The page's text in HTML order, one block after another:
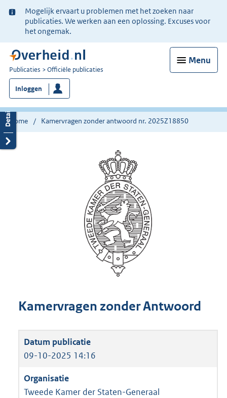
Ter
informatie:
Mogelijk ervaart u problemen met het zoeken naar
publicaties. We werken aan een oplossing. Excuses voor
het ongemak.
Menu
U
bent
nu
hier:
Publicaties Officiële publicaties
Inloggen
Home Kamervragen zonder antwoord nr. 2025Z18850
Kamervragen zonder Antwoord
09-10-2025 14:16
Tweede Kamer der Staten-Generaal